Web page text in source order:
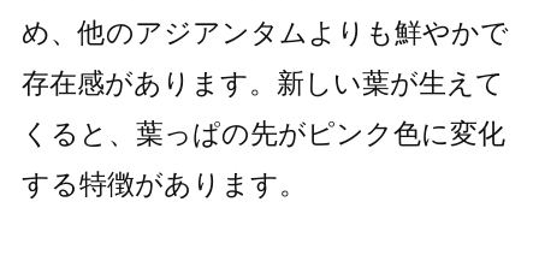
め、他のアジアンタムよりも鮮やかで
存在感があります。新しい葉が生えて
くると、葉っぱの先がピンク色に変化
する特徴があります。